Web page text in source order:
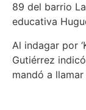
89 del barrio
educativa
Al indagar por
Gutiérrez
mandó a